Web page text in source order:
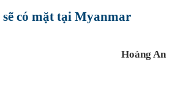
có mặt tại Myanmar
Hoàng An